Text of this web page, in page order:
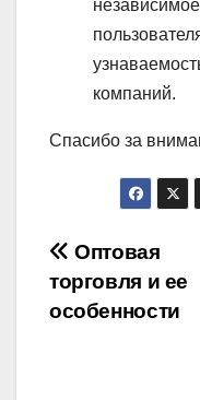
компаний.
Спасибо за
по
Оптовая
торговля и ее
особенности